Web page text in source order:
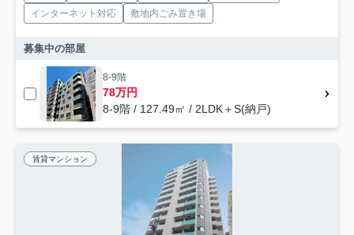
インターネット対応
敷地内ごみ置き場
募集中の部屋
8-9階
78万円
8-9階 / 127.49㎡ / 2LDK＋S(納戸)
賃貸マンション